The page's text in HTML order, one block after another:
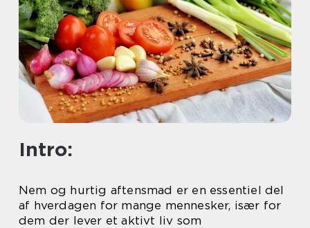
Intro:
Nem og hurtig aftensmad er en essentiel del
af hverdagen for mange mennesker, især for
dem der lever et aktivt liv som